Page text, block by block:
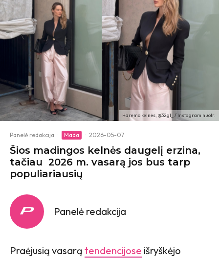
Haremo kelnės, @32gl_ / Instagram nuotr.
Panelė redakcija · Mada · 2026-05-07
Šios madingos kelnės daugelį erzina,
tačiau 2026 m. vasarą jos bus tarp
populiariausių
Panelė redakcija
Praėjusią vasarą tendencijose išryškėjo